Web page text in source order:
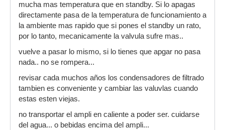
mucha mas temperatura que en standby. Si lo apagas
directamente pasa de la temperatura de funcionamiento a
la ambiente mas rapido que si pones el standby un rato,
por lo tanto, mecanicamente la valvula sufre mas..
vuelve a pasar lo mismo, si lo tienes que apgar no pasa
nada.. no se rompera...
revisar cada muchos años los condensadores de filtrado
tambien es conveniente y cambiar las valuvlas cuando
estas esten viejas.
no transportar el ampli en caliente a poder ser. cuidarse
del agua... o bebidas encima del ampli...